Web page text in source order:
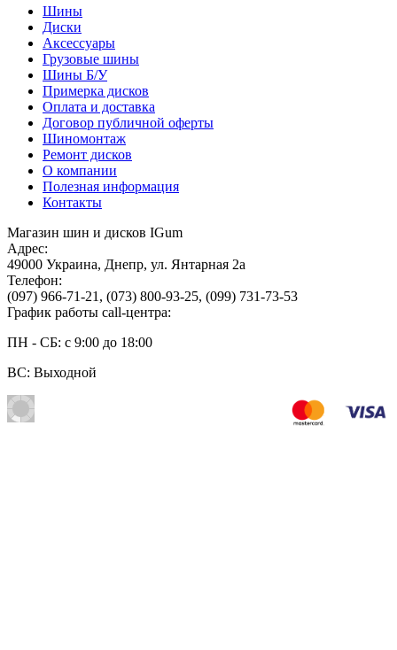
Шины
Диски
Аксессуары
Грузовые шины
Шины Б/У
Примерка дисков
Оплата и доставка
Договор публичной оферты
Шиномонтаж
Ремонт дисков
О компании
Полезная информация
Контакты
Магазин шин и дисков IGum
Адрес:
49000 Украина, Днепр, ул. Янтарная 2а
Телефон:
(097) 966-71-21 , (073) 800-93-25, (099) 731-73-53
График работы call-центра:
ПН - СБ: с 9:00 до 18:00
ВС: Выходной